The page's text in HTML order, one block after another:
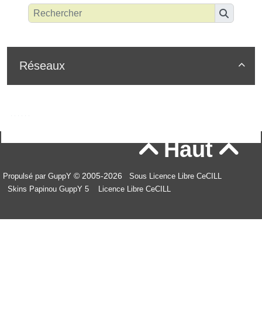

Réseaux
Haut
Propulsé par GuppY © 2005-2026
Sous Licence Libre CeCILL
Skins Papinou GuppY 5
Licence Libre CeCILL